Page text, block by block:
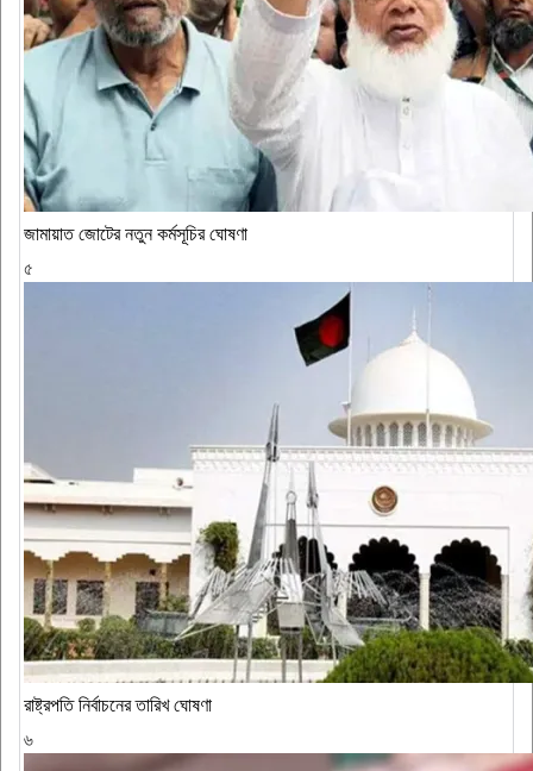
জামায়াত জোটের নতুন কর্মসূচির ঘোষণা
৫
রাষ্ট্রপতি নির্বাচনের তারিখ ঘোষণা
৬